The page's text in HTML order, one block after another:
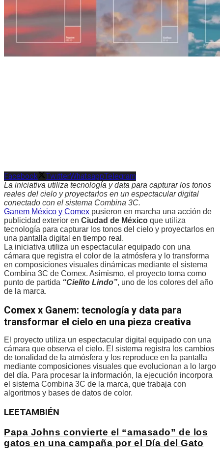
Facebook TwitterWhatsappTelegram
La iniciativa utiliza tecnología y data para capturar los tonos
reales del cielo y proyectarlos en un espectacular digital
conectado con el sistema Combina 3C.
Ganem México y Comex pusieron en marcha una acción de
publicidad exterior en Ciudad de México que utiliza
tecnología para capturar los tonos del cielo y proyectarlos en
una pantalla digital en tiempo real.
La iniciativa utiliza un espectacular equipado con una
cámara que registra el color de la atmósfera y lo transforma
en composiciones visuales dinámicas mediante el sistema
Combina 3C de Comex. Asimismo, el proyecto toma como
punto de partida “Cielito Lindo”, uno de los colores del año
de la marca.
Comex x Ganem: tecnología y data para
transformar el cielo en una pieza creativa
El proyecto utiliza un espectacular digital equipado con una
cámara que observa el cielo. El sistema registra los cambios
de tonalidad de la atmósfera y los reproduce en la pantalla
mediante composiciones visuales que evolucionan a lo largo
del día. Para procesar la información, la ejecución incorpora
el sistema Combina 3C de la marca, que trabaja con
algoritmos y bases de datos de color.
LEETAMBIÉN
Papa Johns convierte el “amasado” de los
gatos en una campaña por el Día del Gato